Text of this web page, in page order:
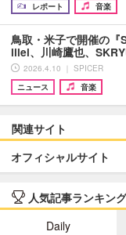
レポート
音楽
鳥取・米子で開催の
lilei、川崎鷹也、
2026.4.10 ｜ SPICER
ニュース
音楽
関連サイト
オフィシャルサイト
人気記事ランキング
Daily